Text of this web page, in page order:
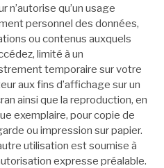
n’autorise qu’un usage
personnel des données,
ou contenus auxquels
limité à un
temporaire sur votre
aux fins d’affichage sur un
ainsi que la reproduction, en
exemplaire, pour copie de
ou impression sur papier.
utilisation est soumise à
expresse préalable.